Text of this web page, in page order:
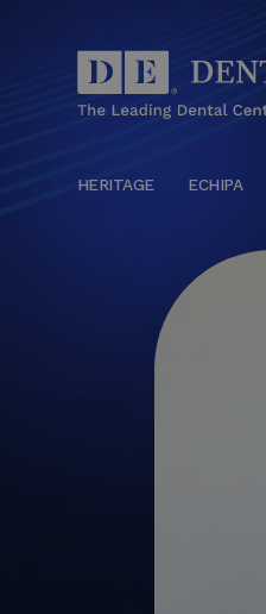
HERITAGE ECHIPA